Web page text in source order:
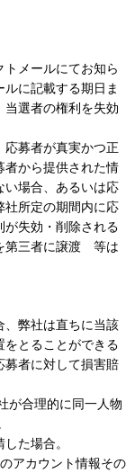
メールにてお知ら
に記載する期日ま
選者の権利を失効
募者が真実かつ正
者から提供された情
い場合、あるいは応
社所定の期間内に応
失効・削除される
第三者に譲渡 等は
、弊社は直ちに当該
とることができる
募者に対して損害賠
が合理的に同一人物
た場合。
アカウント情報その